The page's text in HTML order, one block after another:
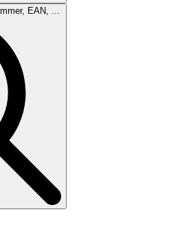
EAN, ...